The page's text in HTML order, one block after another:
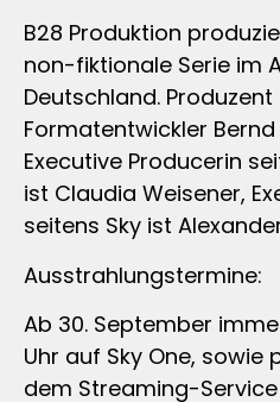
B28 Produktion
non-fiktionale Serie im
Deutschland.
Formatentwickler
Executive Producerin
ist Claudia Weisener,
seitens Sky ist
Ausstrahlungstermine:
Ab 30. September
Uhr auf Sky One, sowie
dem Streaming-